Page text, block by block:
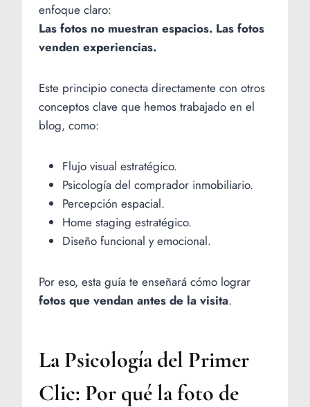
enfoque claro:
Las fotos no muestran espacios. Las fotos
venden experiencias.
Este principio conecta directamente con otros
conceptos clave que hemos trabajado en el
blog, como:
Flujo visual estratégico.
Psicología del comprador inmobiliario.
Percepción espacial.
Home staging estratégico.
Diseño funcional y emocional.
Por eso, esta guía te enseñará cómo lograr
fotos que vendan antes de la visita.
La Psicología del Primer
Clic: Por qué la foto de